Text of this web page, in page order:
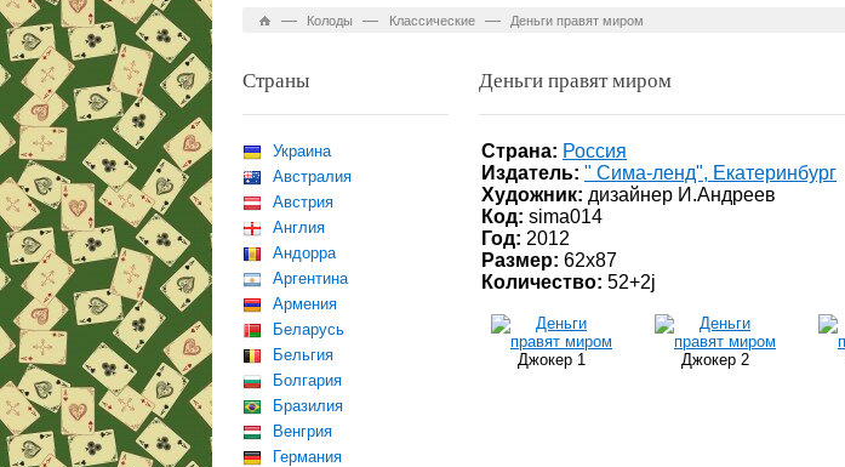
— Колоды — Классические — Деньги правят миром
Страны
Украина
Австралия
Австрия
Англия
Андорра
Аргентина
Армения
Беларусь
Бельгия
Болгария
Бразилия
Венгрия
Германия
Деньги правят миром
Страна: Россия
Издатель: " Сима-ленд", Екатеринбург
Художник: дизайнер И.Андреев
Код: sima014
Год: 2012
Размер: 62x87
Количество: 52+2j
Джокер 1 Джокер 2